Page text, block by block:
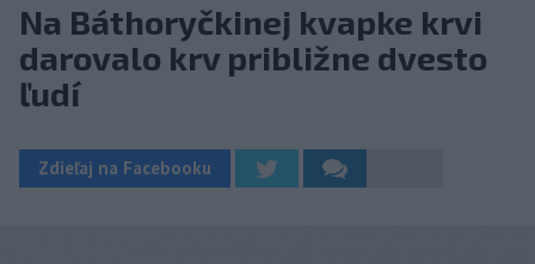
Na Báthoryčkinej kvapke krvi
darovalo krv približne dvesto
ľudí
Zdieľaj na Facebooku